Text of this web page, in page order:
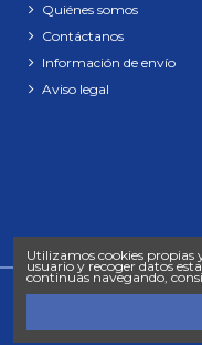
Quiénes somos
Contáctanos
Información de envío
Aviso legal
Utilizamos cookies propias
usuario y recoger datos
continuas navegando,